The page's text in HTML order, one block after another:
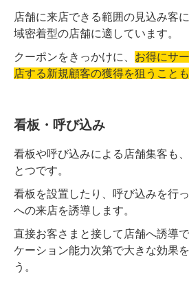
店舗に来店できる範囲の見込み客
域密着型の店舗に適しています。
クーポンをきっかけに、 お得にサ
店する新規顧客の獲得を狙うこと
看板・呼び込み
看板や呼び込みによる店舗集客も
とつです。
看板を設置したり、呼び込みを行
への来店を誘導します。
直接お客さまと接して店舗へ誘導
ケーション能力次第で大きな効果
う。